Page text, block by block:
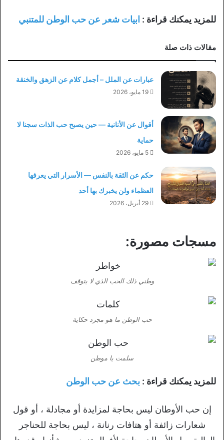
للمزيد يمكنك قراءة : ابيات شعر عن حب الوطن للمتنبي
مقالات ذات صلة
عبارات عن الملل – أجمل كلام عن الزهق والخنقة
19 مايو، 2026
أقوال عن الأنانية — حين يصبح حب الذات سجنا لا
حماية
5 مايو، 2026
حكم عن الثقة بالنفس — الأسرار التي يعرفها
العظماء ولن يخبرك بها أحد
29 أبريل، 2026
مسجات مصورة:
وطني ذلك الحب الذي لا يتوقف
حب الوطن ما هو مجرد حكاية
سلمت يا موطن
للمزيد يمكنك قراءة : بحث عن حب الوطن
إن حب الأوطان ليس بحاجة لمزايدة أو مجادلة ، أو قول
شعارات زائفة أو هتافات رنانة ، ليس بحاجة للحناجر